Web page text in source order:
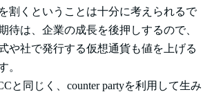
割くということは十分に考えられるで
待は、企業の成長を後押しするので、
や社で発行する仮想通貨も値を上げる
。
と同じく、counter partyを利用して生み